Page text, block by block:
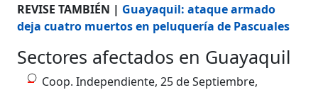
REVISE TAMBIÉN | Guayaquil: ataque armado
deja cuatro muertos en peluquería de Pascuales
Sectores afectados en Guayaquil
Coop. Independiente, 25 de Septiembre,